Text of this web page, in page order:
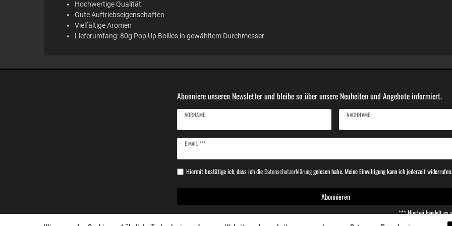
Hochwertige Qualität
Gute Auftriebseigenschaften
Vielfältige Aromen
Lieferumfang: 80g Pop Up Boilies in gewähltem Durchmesser
Abonniere unseren Newsletter und bleibe so über unsere Neuheiten und Angebote informiert.
VORNAME NACHNAME
E-MAIL ***
Newsletter
Hiermit bestätige ich, dass ich dieDaten­schutz­erklärunggelesen habe. Meine Einwilligung kann ich jederzeit
Abonnieren
*** Hierbei handelt es